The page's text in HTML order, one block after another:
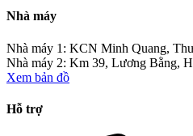
Nhà máy
Nhà máy 1: KCN Minh Quang,
Nhà máy 2: Km 39, Lương Bằng,
Xem bản đồ
Hỗ trợ